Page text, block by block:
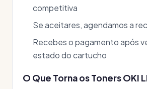
competitiva
Se aceitares, agendamos a
Recebes o pagamento após
estado do cartucho
O Que Torna os Toners OKI